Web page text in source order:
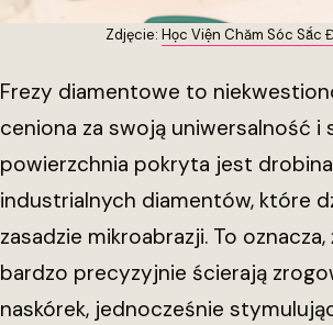
Zdjęcie: Học Viện Chăm Sóc Sắc
Frezy diamentowe to
ceniona za swoją uniwersalność i
powierzchnia pokryta jest
industrialnych diamentów, które
zasadzie mikroabrazji. To
bardzo precyzyjnie ścierają
naskórek, jednocześnie